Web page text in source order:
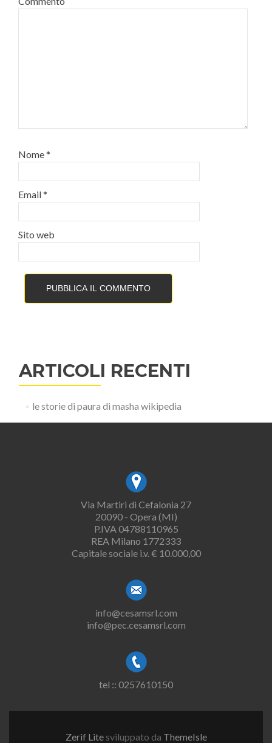
Nome*
Email*
Sito web
ARTICOLI RECENTI
le storie di paura di masha wikipedia
Via Martiri di Cefalonia 27
20090 - Opera (MI)
P.IVA 04788110965
REA Milano 1772333
Capitale sociale i.v. € 10.000,00
info@cesamsrl.com
info@pec.cesamsrl.com
tel :: 0257610150
Zerif Lite sviluppato da ThemeIsle